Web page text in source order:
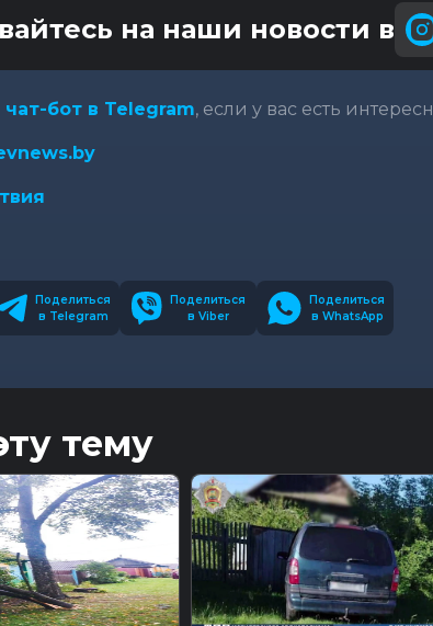
на наши новости в
чат-бот в Telegram, если у вас есть
Поделиться
в Telegram
Поделиться
в Viber
Поделиться
в WhatsApp
тему